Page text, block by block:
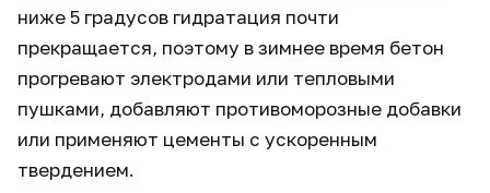
ниже 5 градусов гидратация почти
прекращается, поэтому в зимнее время бетон
прогревают электродами или тепловыми
пушками, добавляют противоморозные добавки
или применяют цементы с ускоренным
твердением.